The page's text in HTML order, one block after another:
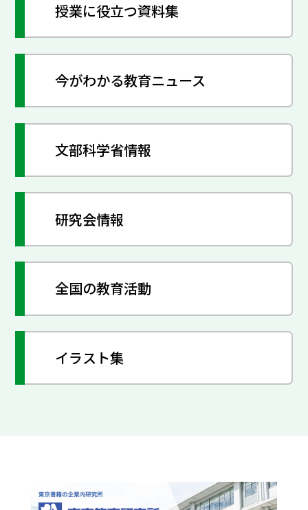
授業に役立つ資料集
今がわかる教育ニュース
文部科学省情報
研究会情報
全国の教育活動
イラスト集